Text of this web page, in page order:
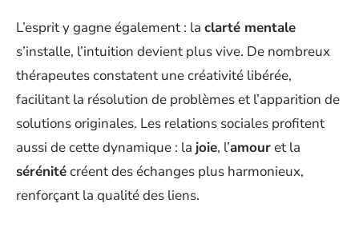
L’esprit y gagne également : la clarté mentale
s’installe, l’intuition devient plus vive. De nombreux
thérapeutes constatent une créativité libérée,
facilitant la résolution de problèmes et l’apparition de
solutions originales. Les relations sociales profitent
aussi de cette dynamique : la joie, l’amouret la
sérénitécréent des échanges plus harmonieux,
renforçant la qualité des liens.